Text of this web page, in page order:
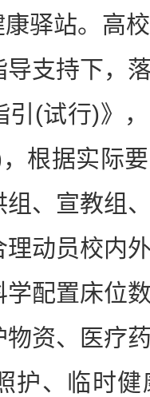
站。高校
支持下，
引(试行)》
根据实际
、宣教组
动员校内
学配置床位
资、医疗
护、临时